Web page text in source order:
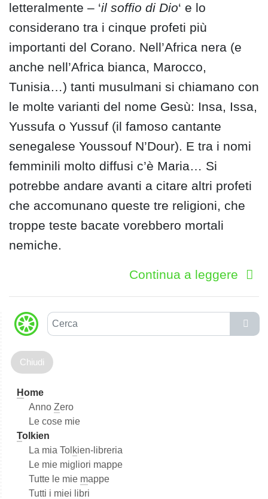
letteralmente – ‘il soffio di Dio‘ e lo
considerano tra i cinque profeti più
importanti del Corano. Nell’Africa nera (e
anche nell’Africa bianca, Marocco,
Tunisia…) tanti musulmani si chiamano con
le molte varianti del nome Gesù: Insa, Issa,
Yussufa o Yussuf (il famoso cantante
senegalese Youssouf N’Dour). E tra i nomi
femminili molto diffusi c’è Maria… Si
potrebbe andare avanti a citare altri profeti
che accomunano queste tre religioni, che
troppe teste bacate vorebbero mortali
nemiche.
Continua a leggere
C
e
c
Home
Anno Zero
Le cose mie
Tolkien
La mia Tol kien-libreria
Le mie migliori mappe
Tutte le mie mappe
Tutti i miei libri